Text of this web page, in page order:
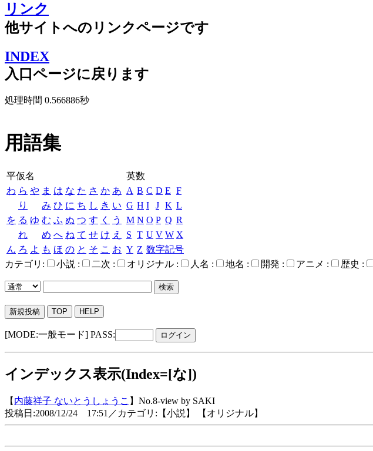
リンク
他サイトへのリンクページです
INDEX
入口ページに戻ります
処理時間 0.566886秒
用語集
平仮名
英数
わ ら や ま は な た さ か あ A B C D E F
り
み ひ に ち し き い G H I J K L
を る ゆ む ふ ぬ つ す く う M N O P Q R
れ
め へ ね て せ け え S T U V W X
ん ろ よ も ほ の と そ こ お Y Z 数字記号
カテゴリ:
小説 : 二次 : オリジナル : 人名 : 地名 : 開発 : アニメ : 歴史 :
新規投稿 TOP HELP
[MODE:一般モード] PASS:
インデックス表示(Index=[な])
【 内藤祥子 ないとうしょうこ 】 No.8-view by SAKI
投稿日:2008/12/24 17:51／カテゴリ:【小説】 【オリジナル】